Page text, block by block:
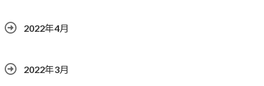
2022年4月
2022年3月